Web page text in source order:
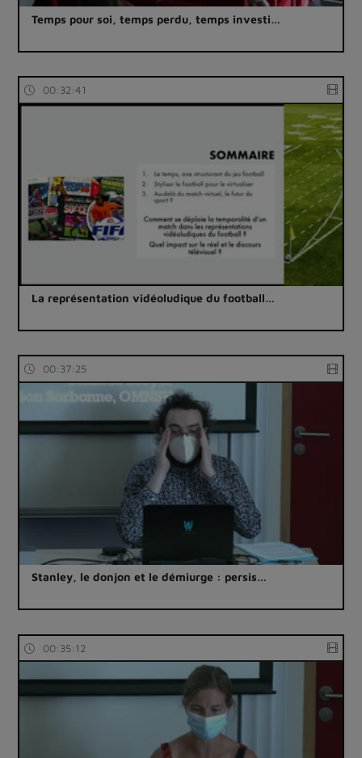
Temps pour soi, temps perdu, temps investi…
00:32:41
La représentation vidéoludique du football…
00:37:25
Stanley, le donjon et le démiurge : persis…
00:35:12